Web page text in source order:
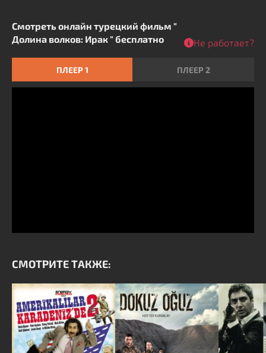
Смотреть онлайн турецкий фильм "
Долина волков: Ирак " бесплатно
ПЛЕЕР 1 ПЛЕЕР 2
Не работает?
СМОТРИТЕ ТАКЖЕ: